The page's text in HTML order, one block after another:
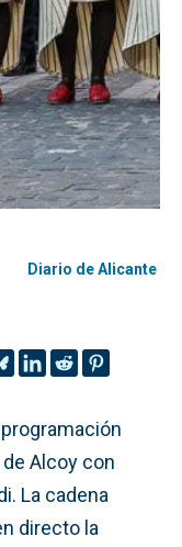
Diario de Alicante
Alcoy con
La cadena
directo la